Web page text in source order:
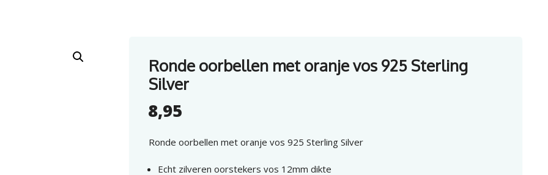
Ronde oorbellen met oranje vos 925 Sterling
Silver
8,95
Ronde oorbellen met oranje vos 925 Sterling Silver
Echt zilveren oorstekers vos 12mm dikte